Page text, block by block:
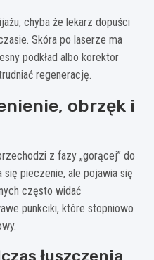
chyba że lekarz dopuści
Skóra po laserze ma
podkład albo korektor
regenerację.
obrzęk i
z fazy „gorącej” do
pieczenie, ale pojawia się
często widać
punkciki, które stopniowo
łuszczenia